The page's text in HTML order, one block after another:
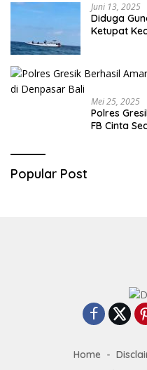
Juni 13, 2025
Diduga
Ketupat
Mei 25, 2025
Polres
FB Cinta
Popular Post
Home